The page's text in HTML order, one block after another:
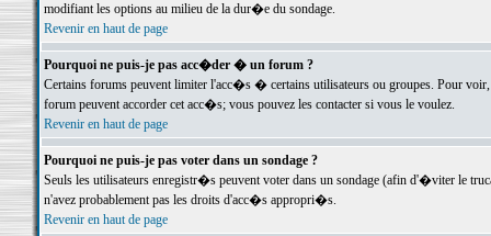
modifiant les options au milieu de la dur�e du sondage.
Revenir en haut de page
Pourquoi ne puis-je pas acc�der � un forum ?
Certains forums peuvent limiter l'acc�s � certains utilisateurs ou groupes. Pour
forum peuvent accorder cet acc�s; vous pouvez les contacter si vous le voulez.
Revenir en haut de page
Pourquoi ne puis-je pas voter dans un sondage ?
Seuls les utilisateurs enregistr�s peuvent voter dans un sondage (afin d'�viter le
n'avez probablement pas les droits d'acc�s appropri�s.
Revenir en haut de page